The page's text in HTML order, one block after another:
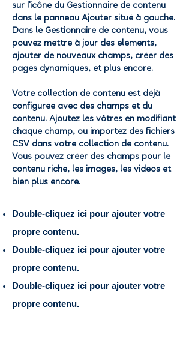
sur l'icône du Gestionnaire de contenu
dans le panneau Ajouter situé à gauche.
Dans le Gestionnaire de contenu, vous
pouvez mettre à jour des éléments,
ajouter de nouveaux champs, créer des
pages dynamiques, et plus encore.
Votre collection de contenu est déjà
configurée avec des champs et du
contenu. Ajoutez les vôtres en modifiant
chaque champ, ou importez des fichiers
CSV dans votre collection de contenu.
Vous pouvez créer des champs pour le
contenu riche, les images, les vidéos et
bien plus encore.
Double-cliquez ici pour ajouter votre
propre contenu.
Double-cliquez ici pour ajouter votre
propre contenu.
Double-cliquez ici pour ajouter votre
propre contenu.